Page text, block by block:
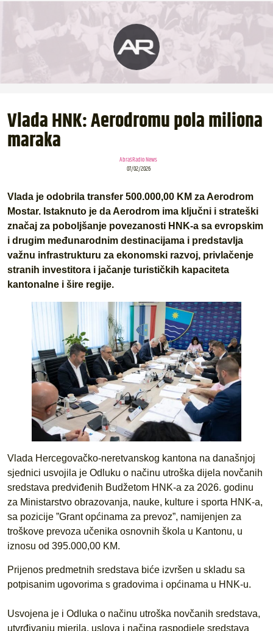
Vlada HNK: Aerodromu pola miliona
maraka
AbrašRadio News
07/02/2026
Vlada je odobrila transfer 500.000,00 KM za Aerodrom
Mostar. Istaknuto je da Aerodrom ima ključni i strateški
značaj za poboljšanje povezanosti HNK-a sa evropskim
i drugim međunarodnim destinacijama i predstavlja
važnu infrastrukturu za ekonomski razvoj, privlačenje
stranih investitora i jačanje turističkih kapaciteta
kantonalne i šire regije.
Vlada Hercegovačko-neretvanskog kantona na današnjoj
sjednici usvojila je Odluku o načinu utroška dijela novčanih
sredstava predviđenih Budžetom HNK-a za 2026. godinu
za Ministarstvo obrazovanja, nauke, kulture i sporta HNK-a,
sa pozicije ”Grant općinama za prevoz”, namijenjen za
troškove prevoza učenika osnovnih škola u Kantonu, u
iznosu od 395.000,00 KM.
Prijenos predmetnih sredstava biće izvršen u skladu sa
potpisanim ugovorima s gradovima i općinama u HNK-u.
Usvojena je i Odluka o načinu utroška novčanih sredstava,
utvrđivanju mjerila, uslova i načina raspodjele sredstava